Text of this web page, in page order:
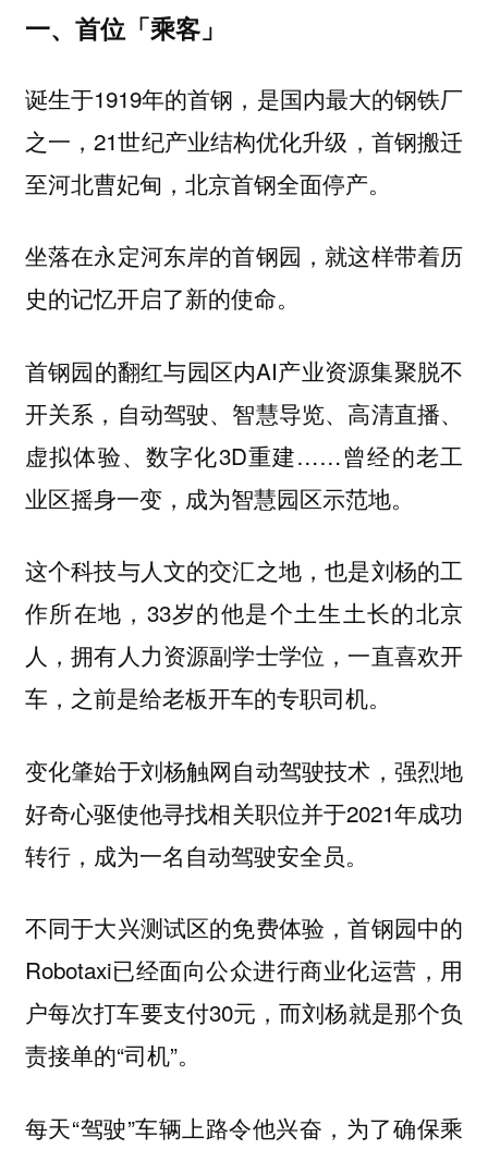
一、首位「乘客」
诞生于1919年的首钢，是国内最大的钢铁厂
之一，21世纪产业结构优化升级，首钢搬迁
至河北曹妃甸，北京首钢全面停产。
坐落在永定河东岸的首钢园，就这样带着历
史的记忆开启了新的使命。
首钢园的翻红与园区内AI产业资源集聚脱不
开关系，自动驾驶、智慧导览、高清直播、
虚拟体验、数字化3D重建……曾经的老工
业区摇身一变，成为智慧园区示范地。
这个科技与人文的交汇之地，也是刘杨的工
作所在地，33岁的他是个土生土长的北京
人，拥有人力资源副学士学位，一直喜欢开
车，之前是给老板开车的专职司机。
变化肇始于刘杨触网自动驾驶技术，强烈地
好奇心驱使他寻找相关职位并于2021年成功
转行，成为一名自动驾驶安全员。
不同于大兴测试区的免费体验，首钢园中的
Robotaxi已经面向公众进行商业化运营，用
户每次打车要支付30元，而刘杨就是那个负
责接单的“司机”。
每天“驾驶”车辆上路令他兴奋，为了确保乘